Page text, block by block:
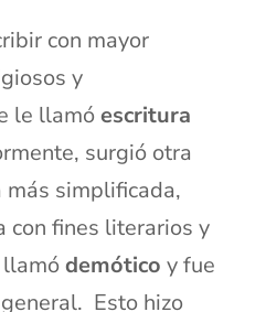
con mayor
y
le llamóescritura
surgió otra
simplificada,
con fines literarios y
llamódemótico y fue
Esto hizo